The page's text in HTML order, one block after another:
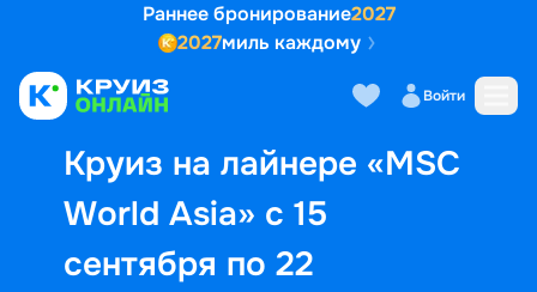
Раннее бронирование2027
2027миль каждому
Войти
Круиз на лайнере «MSC
World Asia» с 15
сентября по 22
Выбор кают Маршрут и